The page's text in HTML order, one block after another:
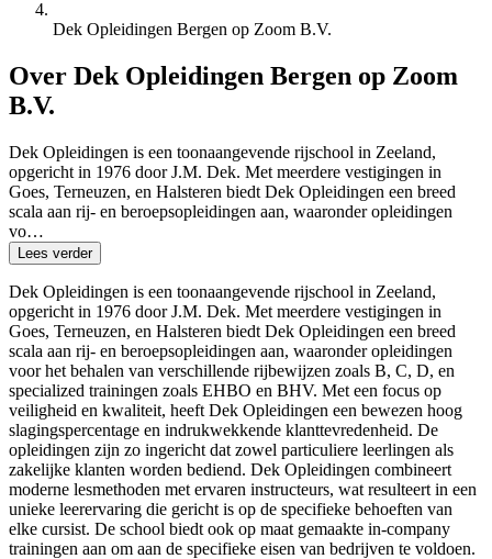
Dek Opleidingen Bergen op Zoom B.V.
Over Dek Opleidingen Bergen op Zoom
B.V.
Dek Opleidingen is een toonaangevende rijschool in Zeeland,
opgericht in 1976 door J.M. Dek. Met meerdere vestigingen in
Goes, Terneuzen, en Halsteren biedt Dek Opleidingen een breed
scala aan rij- en beroepsopleidingen aan, waaronder opleidingen
vo…
Lees verder
Dek Opleidingen is een toonaangevende rijschool in Zeeland,
opgericht in 1976 door J.M. Dek. Met meerdere vestigingen in
Goes, Terneuzen, en Halsteren biedt Dek Opleidingen een breed
scala aan rij- en beroepsopleidingen aan, waaronder opleidingen
voor het behalen van verschillende rijbewijzen zoals B, C, D, en
specialized trainingen zoals EHBO en BHV. Met een focus op
veiligheid en kwaliteit, heeft Dek Opleidingen een bewezen hoog
slagingspercentage en indrukwekkende klanttevredenheid. De
opleidingen zijn zo ingericht dat zowel particuliere leerlingen als
zakelijke klanten worden bediend. Dek Opleidingen combineert
moderne lesmethoden met ervaren instructeurs, wat resulteert in een
unieke leerervaring die gericht is op de specifieke behoeften van
elke cursist. De school biedt ook op maat gemaakte in-company
trainingen aan om aan de specifieke eisen van bedrijven te voldoen.